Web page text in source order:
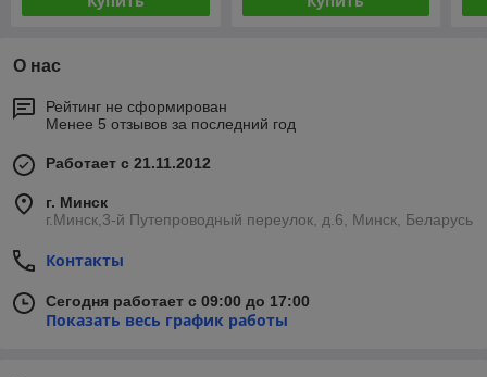
О нас
Рейтинг не сформирован
Менее 5 отзывов за последний год
Работает с 21.11.2012
г. Минск
г.Минск,3-й Путепроводный переулок, д.6, Минск, Беларусь
Контакты
Сегодня работает с 09:00 до 17:00
Показать весь график работы